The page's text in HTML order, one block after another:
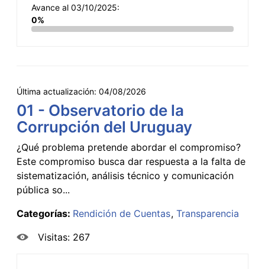
Avance al 03/10/2025:
0%
Última actualización: 04/08/2026
01 - Observatorio de la
Corrupción del Uruguay
¿Qué problema pretende abordar el compromiso?
Este compromiso busca dar respuesta a la falta de
sistematización, análisis técnico y comunicación
pública so...
Categorías: Rendición de Cuentas Transparencia
Visitas: 267